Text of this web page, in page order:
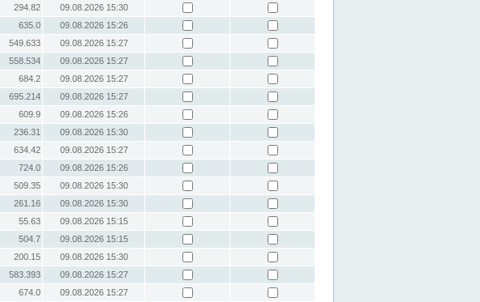
294.82
09.08.2026 15:30
635.0
09.08.2026 15:26
549.633
09.08.2026 15:27
558.534
09.08.2026 15:27
684.2
09.08.2026 15:27
695.214
09.08.2026 15:27
609.9
09.08.2026 15:26
236.31
09.08.2026 15:30
634.42
09.08.2026 15:27
724.0
09.08.2026 15:26
509.35
09.08.2026 15:30
261.16
09.08.2026 15:30
55.63
09.08.2026 15:15
504.7
09.08.2026 15:15
200.15
09.08.2026 15:30
583.393
09.08.2026 15:27
674.0
09.08.2026 15:27